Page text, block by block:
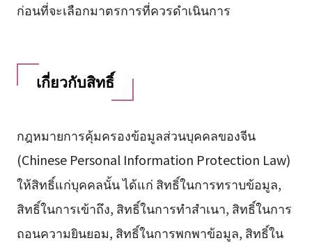
ก่อนที่จะเลือกมาตรการที่ควรดำเนินการ
เกี่ยวกับสิทธิ์
กฎหมายการคุ้มครองข้อมูลส่วนบุคคลของจีน
(Chinese Personal Information Protection Law)
ให้สิทธิ์แก่บุคคลนั้น ได้แก่ สิทธิ์ในการทราบข้อมูล,
สิทธิ์ในการเข้าถึง, สิทธิ์ในการทำสำเนา, สิทธิ์ในการ
ถอนความยินยอม, สิทธิ์ในการพกพาข้อมูล, สิทธิ์ใน